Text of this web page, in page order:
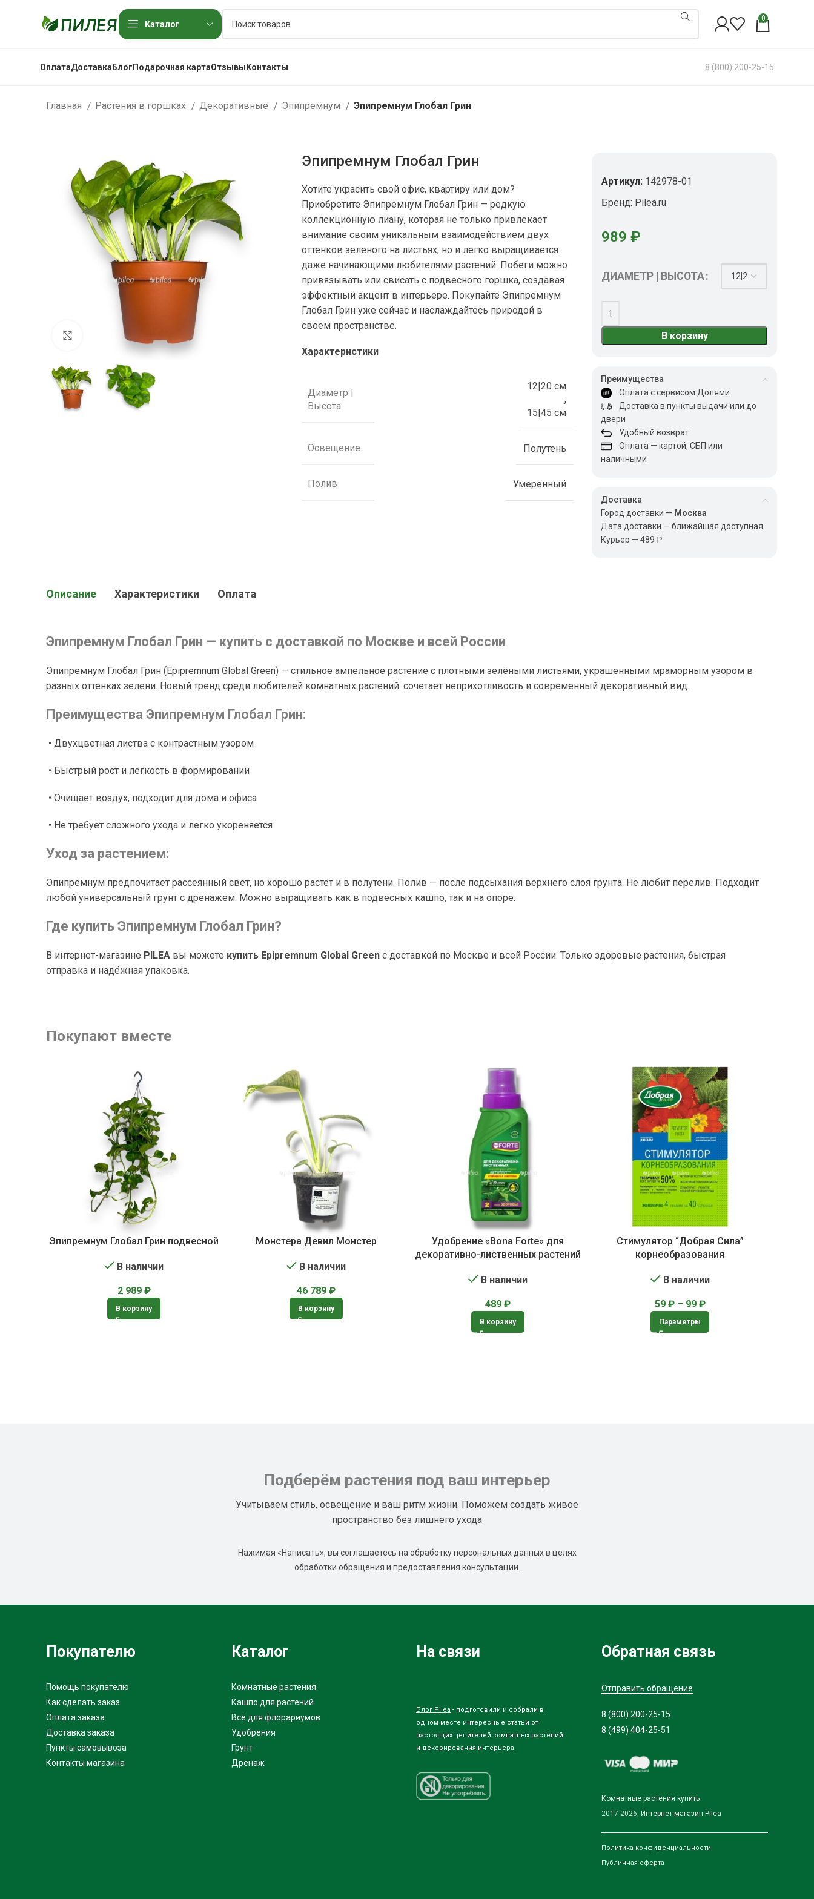
Каталог
0
ОплатаДоставка Блог Подарочная картаОтзывы Контакты 8 (800) 200-25-15
Главная Растения в горшках Декоративные Эпипремнум Эпипремнум Глобал Грин
Нажмите, чтобы увеличить
Эпипремнум Глобал Грин
Хотите украсить свой офис, квартиру или дом?
Приобретите Эпипремнум Глобал Грин — редкую
коллекционную лиану, которая не только привлекает
внимание своим уникальным взаимодействием двух
оттенков зеленого на листьях, но и легко выращивается
даже начинающими любителями растений. Побеги можно
привязывать или свисать с подвесного горшка, создавая
эффектный акцент в интерьере. Покупайте Эпипремнум
Глобал Грин уже сейчас и наслаждайтесь природой в
своем пространстве.
Характеристики
Диаметр |
Высота
12|20 см
,
15|45 см
Освещение Полутень
Полив Умеренный
Артикул: 142978-01
Бренд: Pilea.ru
989₽
ДИАМЕТР | ВЫСОТА
В корзину
Преимущества
Оплата с сервисом Долями
Доставка в пункты выдачи или до
двери
Удобный возврат
Оплата — картой, СБП или
наличными
Доставка
Город доставки — Москва
Дата доставки — ближайшая доступная
Курьер — 489 ₽
Описание Характеристики Оплата
Эпипремнум Глобал Грин — купить с доставкой по Москве и всей России
Эпипремнум Глобал Грин (Epipremnum Global Green) — стильное ампельное растение с плотными зелёными листьями, украшенными мраморным узором в
разных оттенках зелени. Новый тренд среди любителей комнатных растений: сочетает неприхотливость и современный декоративный вид.
Преимущества Эпипремнум Глобал Грин:
• Двухцветная листва с контрастным узором
• Быстрый рост и лёгкость в формировании
• Очищает воздух, подходит для дома и офиса
• Не требует сложного ухода и легко укореняется
Уход за растением:
Эпипремнум предпочитает рассеянный свет, но хорошо растёт и в полутени. Полив — после подсыхания верхнего слоя грунта. Не любит перелив. Подходит
любой универсальный грунт с дренажем. Можно выращивать как в подвесных кашпо, так и на опоре.
Где купить Эпипремнум Глобал Грин?
В интернет-магазине PILEA вы можете купить Epipremnum Global Green с доставкой по Москве и всей России. Только здоровые растения, быстрая
отправка и надёжная упаковка.
Покупают вместе
Эпипремнум Глобал Грин подвесной
В наличии
2 989 ₽
В корзину
Монстера Девил Монстер
В наличии
46 789 ₽
В корзину
Удобрение «Bona Forte» для
декоративно-лиственных растений
В наличии
489₽
В корзину
Стимулятор “Добрая Сила”
корнеобразования
В наличии
59 ₽ – 99 ₽
Параметры
Подберём растения под ваш интерьер
Учитываем стиль, освещение и ваш ритм жизни. Поможем создать живое
пространство без лишнего ухода
Нажимая «Написать», вы соглашаетесь на обработку персональных данных в целях
обработки обращения и предоставления консультации.
Покупателю
Помощь покупателю
Как сделать заказ
Оплата заказа
Доставка заказа
Пункты самовывоза
Контакты магазина
Каталог
Комнатные растения
Кашпо для растений
Всё для флорариумов
Удобрения
Грунт
Дренаж
На связи
Блог Pilea - подготовили и собрали в
одном месте интересные статьи от
настоящих ценителей комнатных растений
и декорирования интерьера.
Обратная связь
Отправить обращение
8 (800) 200-25-15
8 (499) 404-25-51
Комнатные растения купить
2017-2026, Интернет-магазин Pilea
Политика конфиденциальности
Публичная оферта